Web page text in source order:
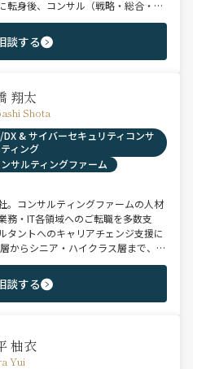
転身後、コンサル（戦略・総合・
、大手事業会社を始めとする幅広い
ブまでご支援実績多数。
談する
翔太
Shota
DX & サイバーセキュリティコンサ
ィング
サルティングファーム
。コンサルティングファームの人材
務・IT各領域へのご転職を多数支
タントへのキャリアチェンジ支援に
からシニア・ハイクラス層まで、候
踏まえ最適なキャリアをご提案させ
談する
柚衣
Yui